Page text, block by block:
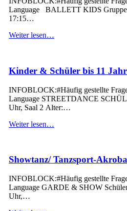
Language BALLETT KIDS
17:15…
Weiter lesen…
Kinder & Schüler bis 11
INFOBLOCK:#Häufig gestellte
Language STREETDANCE
Uhr, Saal 2 Alter:…
Weiter lesen
11
…
Showtanz/ Tanzsport-
INFOBLOCK:#Häufig gestellte
Language GARDE & SHOW
Uhr,…